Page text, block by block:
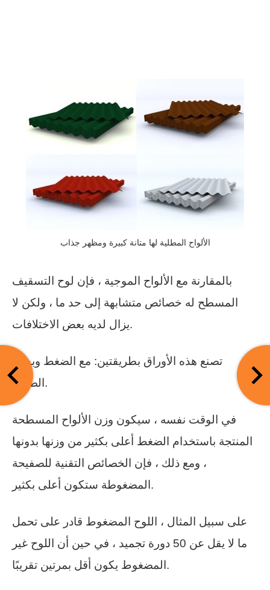
الألواح المطلية لها متانة كبيرة ومظهر جذاب
بالمقارنة مع الألواح الموجية ، فإن لوح التسقيف
المسطح له خصائص متشابهة إلى حد ما ، ولكن لا
يزال لديه بعض الاختلافات.
تصنع هذه الأوراق بطريقتين: مع الضغط وبدون
الضغط.
في الوقت نفسه ، سيكون وزن الألواح المسطحة
المنتجة باستخدام الضغط أعلى بكثير من وزنها بدونها
، ومع ذلك ، فإن الخصائص التقنية للصفيحة
المضغوطة ستكون أعلى بكثير.
على سبيل المثال ، اللوح المضغوط قادر على تحمل
ما لا يقل عن 50 دورة تجميد ، في حين أن اللوح غير
المضغوط يكون أقل بمرتين تقريبًا.